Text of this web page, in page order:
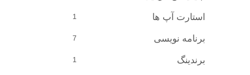
1 استارت آپ ها
7 برنامه نویسی
1 برندینگ